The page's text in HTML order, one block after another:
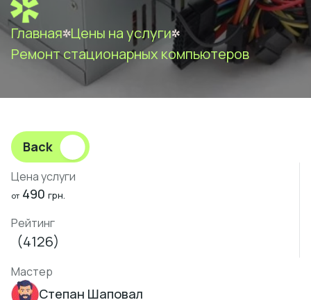
Главная Цены на услуги
Ремонт стационарных компьютеров
Back
Цена услуги
от 490 грн.
Рейтинг
(4126)
Мастер
Степан Шаповал